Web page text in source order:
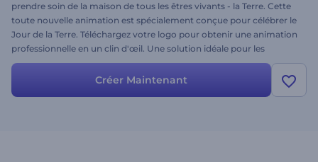
prendre soin de la maison de tous les êtres vivants - la Terre. Cette
toute nouvelle animation est spécialement conçue pour célébrer le
Jour de la Terre. Téléchargez votre logo pour obtenir une animation
professionnelle en un clin d'œil. Une solution idéale pour les
célébrations de la Journée de la Terre, les intros YouTube, les
publicités télévisées, les présentations, et bien d'autres choses
encore. À vous de jouer !
Créer Maintenant